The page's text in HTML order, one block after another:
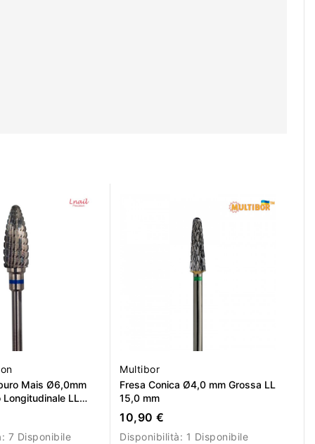
Mais Ø6,0mm
Longitudinale LL
7 Disponibile
Multibor
Fresa Conica Ø4,0 mm Grossa LL
15,0 mm
10,90 €
Disponibilità: 1 Disponibile